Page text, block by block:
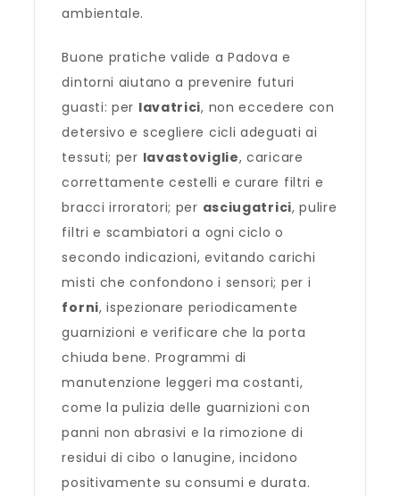
ambientale.
Buone pratiche valide a Padova e
dintorni aiutano a prevenire futuri
guasti: per lavatrici, non eccedere con
detersivo e scegliere cicli adeguati ai
tessuti; per lavastoviglie, caricare
correttamente cestelli e curare filtri e
bracci irroratori; per asciugatrici, pulire
filtri e scambiatori a ogni ciclo o
secondo indicazioni, evitando carichi
misti che confondono i sensori; per i
forni, ispezionare periodicamente
guarnizioni e verificare che la porta
chiuda bene. Programmi di
manutenzione leggeri ma costanti,
come la pulizia delle guarnizioni con
panni non abrasivi e la rimozione di
residui di cibo o lanugine, incidono
positivamente su consumi e durata.